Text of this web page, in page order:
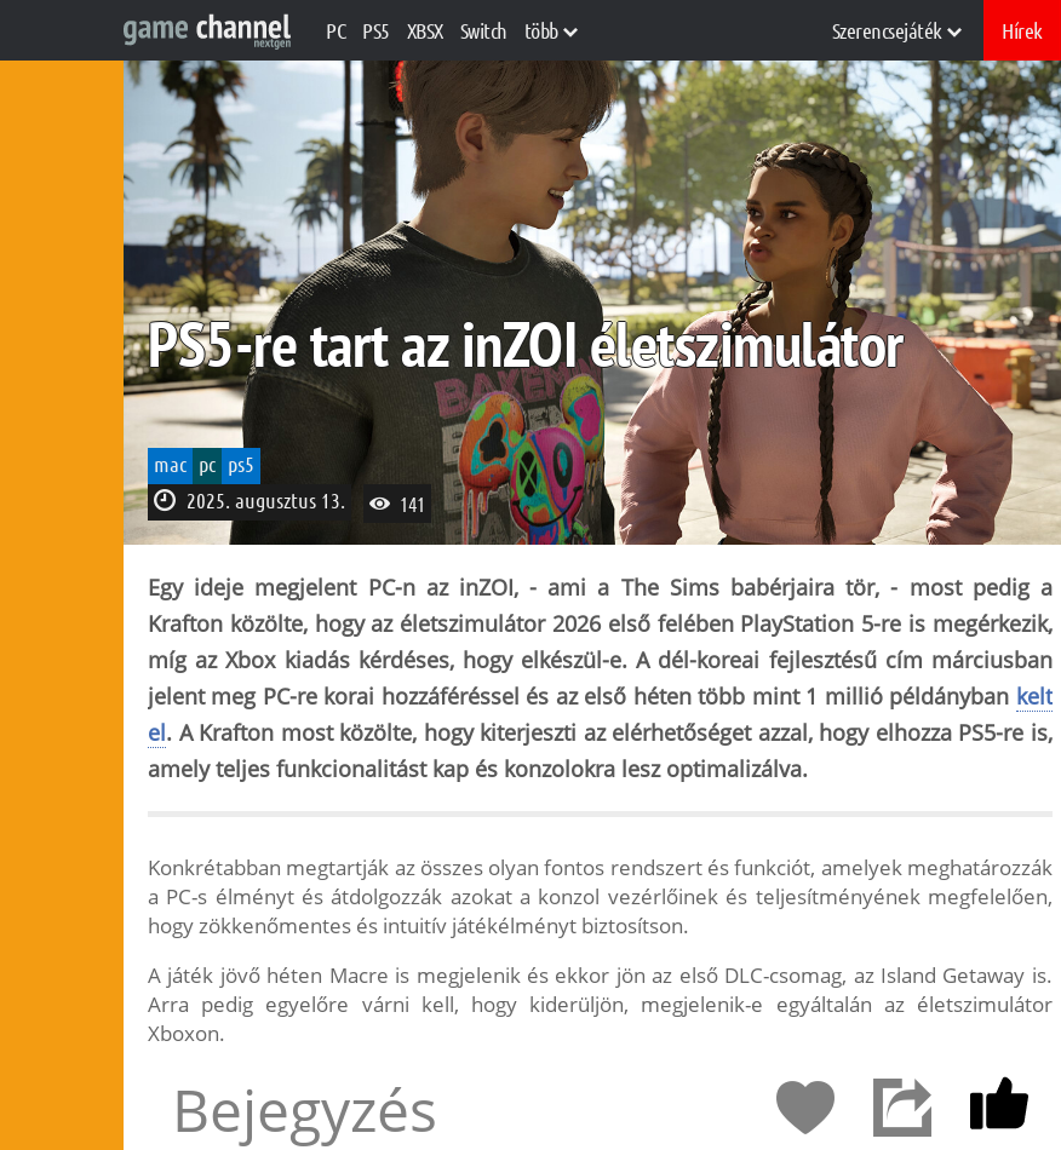
PC PS5 XBSX Switch több Szerencsejáték Hírek
PS5-re tart az inZOI életszimulátor
mac pc ps5
2025. augusztus 13.
141
Egy ideje megjelent PC-n az inZOI, - ami a The Sims babérjaira tör, - most pedig a
Krafton közölte, hogy az életszimulátor 2026 első felében PlayStation 5-re is megérkezik,
míg az Xbox kiadás kérdéses, hogy elkészül-e. A dél-koreai fejlesztésű cím márciusban
jelent meg PC-re korai hozzáféréssel és az első héten több mint 1 millió példányban kelt
el. A Krafton most közölte, hogy kiterjeszti az elérhetőséget azzal, hogy elhozza PS5-re is,
amelyteljes funkcionalitást kap és konzolokra lesz optimalizálva.
Konkrétabban megtartják az összes olyan fontos rendszert és funkciót, amelyek meghatározzák
a PC-s élményt és átdolgozzák azokat a konzol vezérlőinek és teljesítményének megfelelően,
hogy zökkenőmentes és intuitív játékélményt biztosítson.
A játék jövő héten Macre is megjelenik és ekkor jön az első DLC-csomag, az Island Getaway is.
Arra pedig egyelőre várni kell, hogy kiderüljön, megjelenik-e egyáltalán az életszimulátor
Xboxon.
Bejegyzés